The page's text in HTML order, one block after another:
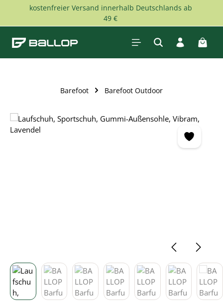
Zum Hauptinhalt springen
kostenfreier Versand innerhalb Deutschlands ab
49 €
Barefoot Barefoot Outdoor
Bildergalerie überspringen